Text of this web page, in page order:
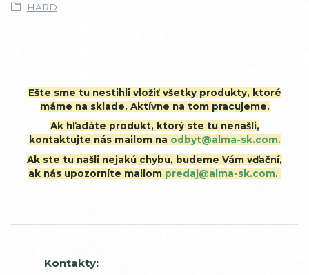
HARD
Ešte sme tu nestihli vložiť všetky produkty, ktoré
máme na sklade. Aktívne na tom pracujeme.
Ak hľadáte produkt, ktorý ste tu nenašli,
kontaktujte nás mailom na odbyt@alma-sk.com.
Ak ste tu našli nejakú chybu, budeme Vám vďační,
ak nás upozorníte mailom predaj@alma-sk.com.
Kontakty: